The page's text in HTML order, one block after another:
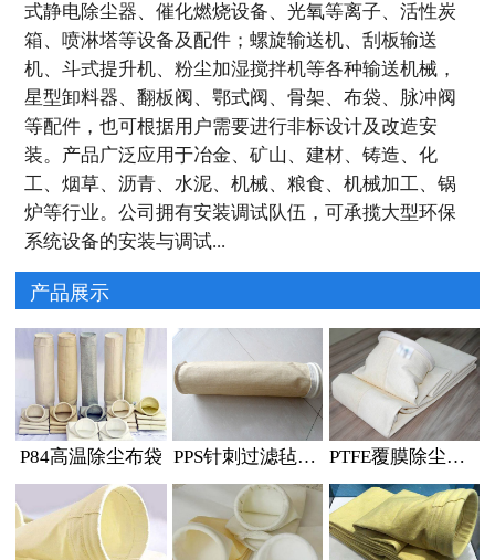
式静电除尘器、催化燃烧设备、光氧等离子、活性炭
箱、喷淋塔等设备及配件；螺旋输送机、刮板输送
机、斗式提升机、粉尘加湿搅拌机等各种输送机械，
星型卸料器、翻板阀、鄂式阀、骨架、布袋、脉冲阀
等配件，也可根据用户需要进行非标设计及改造安
装。产品广泛应用于冶金、矿山、建材、铸造、化
工、烟草、沥青、水泥、机械、粮食、机械加工、锅
炉等行业。公司拥有安装调试队伍，可承揽大型环保
系统设备的安装与调试...
产品展示
P84高温除尘布袋 PPS针刺过滤毡除尘布袋 PTFE覆膜除尘布袋